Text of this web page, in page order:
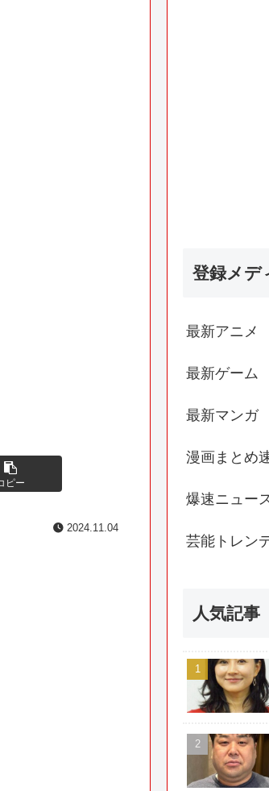
ピー
2024.11.04
登録メデ
最新アニメ
最新ゲーム
最新マンガ
漫画まとめ
爆速ニュー
芸能トレン
人気記事